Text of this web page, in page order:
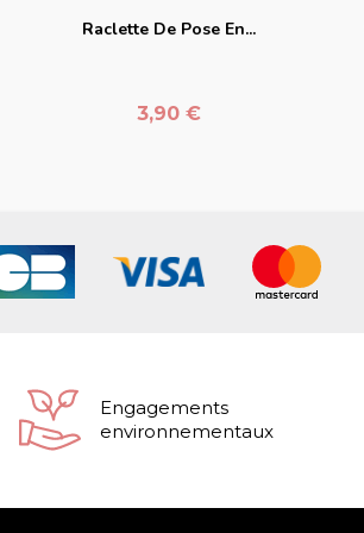
Raclette De Pose En...
Prix
3,90 €
Engagements
environnementaux